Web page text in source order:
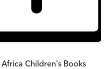
Children's Books